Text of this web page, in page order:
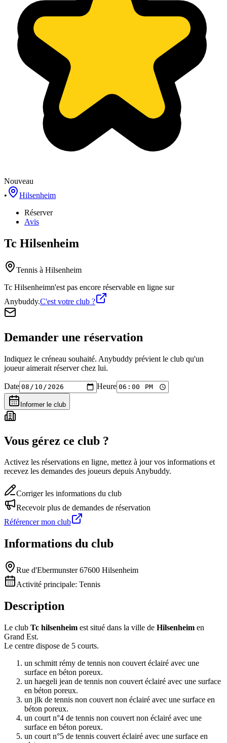
Nouveau
•
Hilsenheim
Réserver
Avis
Tc Hilsenheim
Tennis à Hilsenheim
Tc Hilsenheimn'est pas encore réservable en ligne sur
Anybuddy.C'est votre club ?
Demander une réservation
Indiquez le créneau souhaité. Anybuddy prévient le club qu'un
joueur aimerait réserver chez lui.
Date Heure
Informer le club
Vous gérez ce club ?
Activez les réservations en ligne, mettez à jour vos informations et
recevez les demandes des joueurs depuis Anybuddy.
Corriger les informations du club
Recevoir plus de demandes de réservation
Référencer mon club
Informations du club
Rue d'Ebermunster 67600 Hilsenheim
Activité principale: Tennis
Description
Le club Tc hilsenheim est situé dans la ville de Hilsenheim en
Grand Est.
Le centre dispose de 5 courts.
un schmitt rémy de tennis non couvert éclairé avec une
surface en béton poreux.
un haegeli jean de tennis non couvert éclairé avec une surface
en béton poreux.
un jlk de tennis non couvert non éclairé avec une surface en
béton poreux.
un court n°4 de tennis non couvert non éclairé avec une
surface en béton poreux.
un court n°5 de tennis couvert éclairé avec une surface en